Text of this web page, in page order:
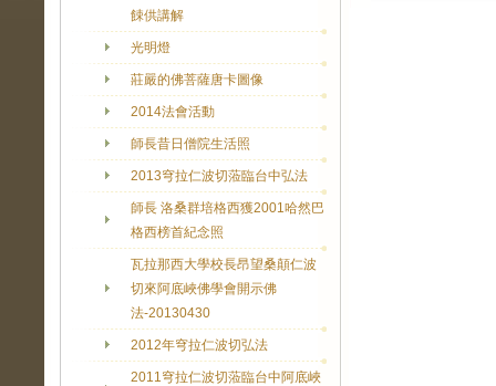
餗供講解
光明燈
莊嚴的佛菩薩唐卡圖像
2014法會活動
師長昔日僧院生活照
2013穹拉仁波切蒞臨台中弘法
師長 洛桑群培格西獲2001哈然巴
格西榜首紀念照
瓦拉那西大學校長昂望桑顛仁波
切來阿底峽佛學會開示佛
法-20130430
2012年穹拉仁波切弘法
2011穹拉仁波切蒞臨台中阿底峽